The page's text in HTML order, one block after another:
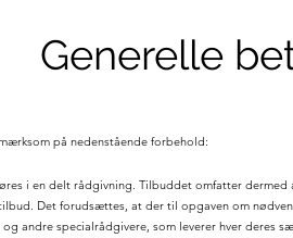
Generelle
på nedenstående forbehold:
i en delt rådgivning. Tilbuddet omfatter
Det forudsættes, at der til opgaven om
andre specialrådgivere, som leverer hver deres